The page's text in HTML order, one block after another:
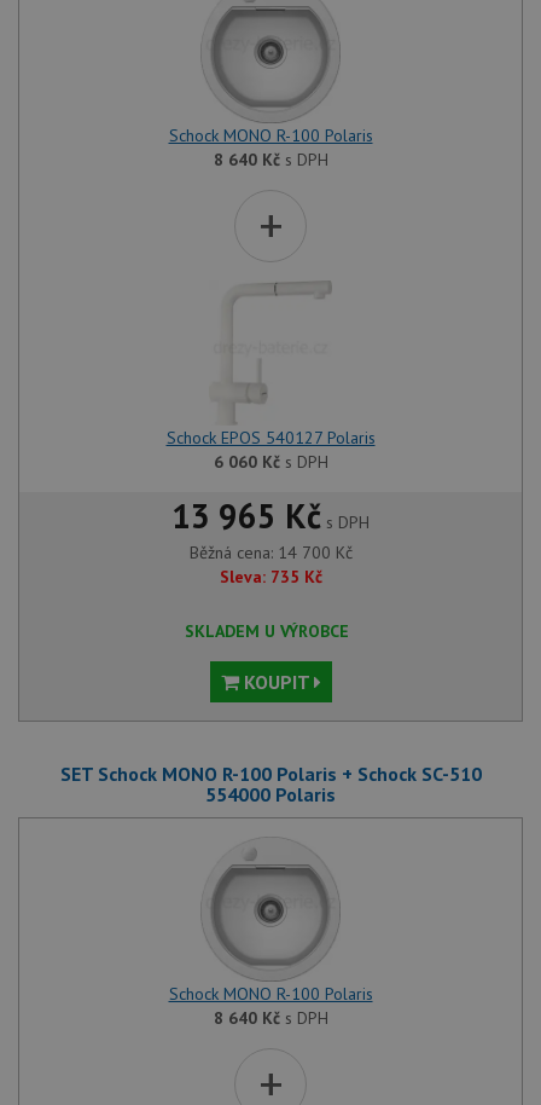
Schock MONO R-100 Polaris
8 640 Kčs DPH
+
Schock EPOS 540127 Polaris
6 060 Kčs DPH
13 965 Kč s DPH
Běžná cena: 14 700 Kč
Sleva: 735 Kč
SKLADEM U VÝROBCE
KOUPIT
SET Schock MONO R-100 Polaris + Schock SC-510
554000 Polaris
Schock MONO R-100 Polaris
8 640 Kčs DPH
+